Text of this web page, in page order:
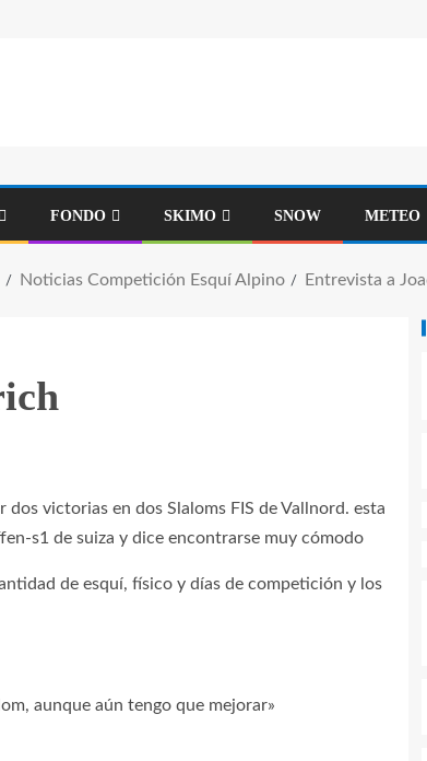
FONDO SKIMO SNOW METEO
Noticias Competición Esquí Alpino Entrevista a
victorias en dos Slaloms FIS de Vallnord. esta
s1 de suiza y dice encontrarse muy cómodo
de esquí, físico y días de competición y los
aunque aún tengo que mejorar»